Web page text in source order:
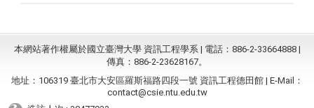
本網站著作權屬於國立臺灣大學 資訊工程學系 | 電話：886-2-33664888 |
傳真：886-2-23628167。
地址：106319 臺北市大安區羅斯福路四段一號 資訊工程德田館 | E-Mail：
contact@csie.ntu.edu.tw